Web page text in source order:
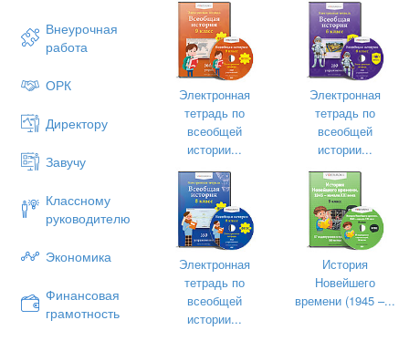
Внеурочная
работа
ОРК
Директору
Завучу
Классному
руководителю
Экономика
Финансовая
грамотность
ВОЗНИКНОВЕНИЕ
ГОСУДАРТСВА
5
Электронная
тетрадь по
всеобщей
истории...
Электронная
тетрадь по
всеобщей
истории...
Электронная
тетрадь по
всеобщей
истории...
История
Новейшего
времени (1945 –...